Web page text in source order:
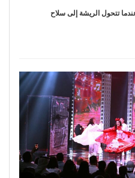
تتحول الريشة إلى سلاح